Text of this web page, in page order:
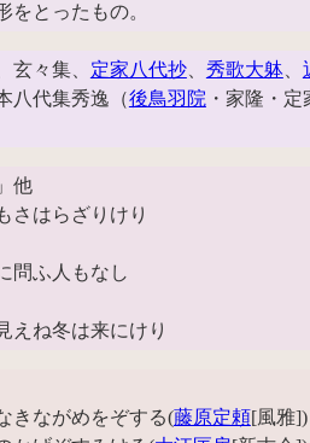
をとったもの。
玄々集、 定家八代抄、 秀歌大躰、
八代集秀逸（後鳥羽院 ・家隆・定
他
さはらざりけり
問ふ人もなし
えね冬は来にけり
きながめをぞする(藤原定頼[風雅])